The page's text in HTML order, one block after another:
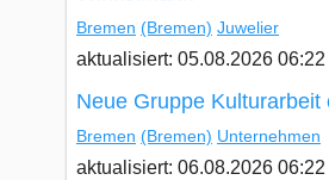
Bremen (Bremen) Juwelier
aktualisiert: 05.08.2026 06:22
Neue Gruppe Kulturarbeit
Bremen (Bremen) Unternehmen
aktualisiert: 06.08.2026 06:22